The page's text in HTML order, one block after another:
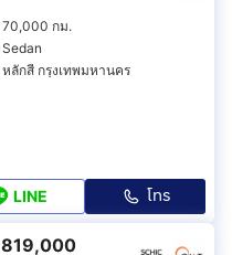
70,000 กม.
Sedan
หลักสี่ กรุงเทพมหานคร
LINE โทร
819,000